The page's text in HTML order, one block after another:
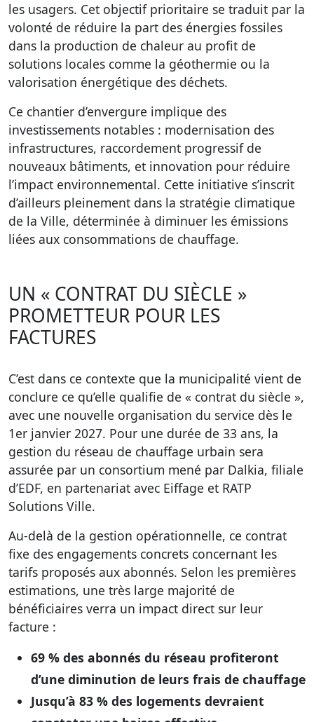
les usagers. Cet objectif prioritaire se traduit par la
volonté de réduire la part des énergies fossiles
dans la production de chaleur au profit de
solutions locales comme la géothermie ou la
valorisation énergétique des déchets.
Ce chantier d’envergure implique des
investissements notables : modernisation des
infrastructures, raccordement progressif de
nouveaux bâtiments, et innovation pour réduire
l’impact environnemental. Cette initiative s’inscrit
d’ailleurs pleinement dans la stratégie climatique
de la Ville, déterminée à diminuer les émissions
liées aux consommations de chauffage.
UN « CONTRAT DU SIÈCLE »
PROMETTEUR POUR LES
FACTURES
C’est dans ce contexte que la municipalité vient de
conclure ce qu’elle qualifie de « contrat du siècle »,
avec une nouvelle organisation du service dès le
1er janvier 2027. Pour une durée de 33 ans, la
gestion du réseau de chauffage urbain sera
assurée par un consortium mené par Dalkia, filiale
d’EDF, en partenariat avec Eiffage et RATP
Solutions Ville.
Au-delà de la gestion opérationnelle, ce contrat
fixe des engagements concrets concernant les
tarifs proposés aux abonnés. Selon les premières
estimations, une très large majorité de
bénéficiaires verra un impact direct sur leur
facture :
69 % des abonnés du réseau profiteront
d’une diminution de leurs frais de chauffage
Jusqu’à 83 % des logements devraient